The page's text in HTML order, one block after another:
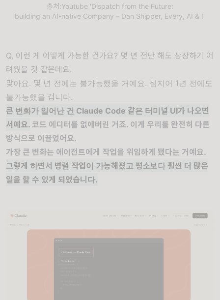
출처:Youtube 'Dispatch from the Future:
building an AI-native Company – Dan Shipper, Every, AI & I'
Q. 이런 게 어떻게 가능한 건가요? 몇 년 전만 해도 상상하기 어
려웠을 것 같은데요.
맞아요. 몇 년 전에는 불가능했을 거예요. 심지어 1년 전에도
불가능했을 겁니다.
큰 변화가 일어난 건 Claude Code 같은 터미널 UI가 나오면
서예요. 코드 에디터를 없애버린 거죠. 이게 우리를 완전히 다른
방식으로 이끌었어요.
가장 큰 변화는 에이전트에게 작업을 위임하게 됐다는 거예요.
그렇게 하면서 병렬 작업이 가능해졌고 평소보다 훨씬 더 많은
일을 할 수 있게 되었습니다.